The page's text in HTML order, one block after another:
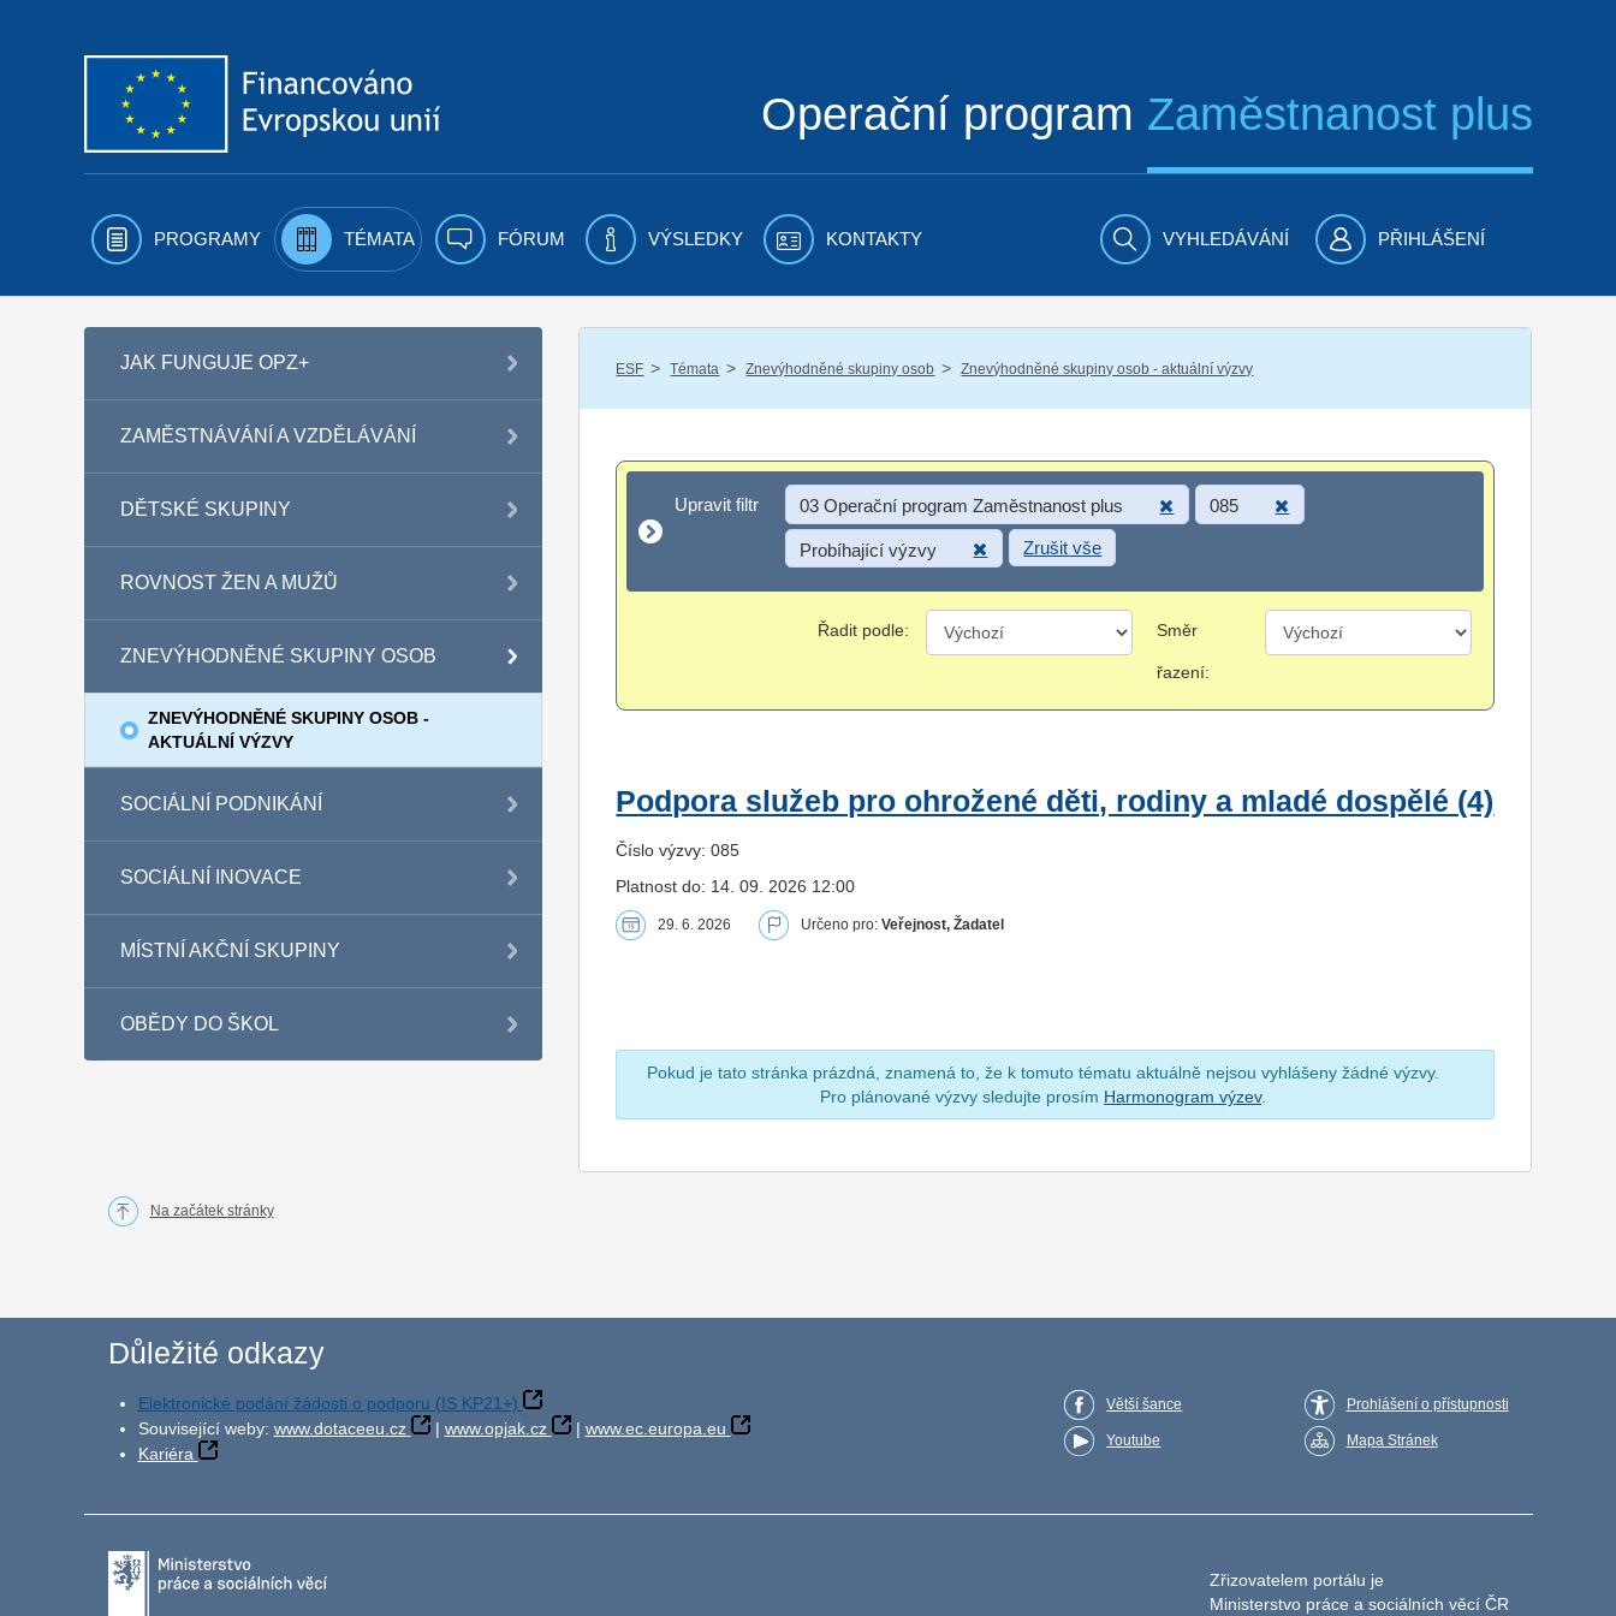
Operační program Zaměstnanost plus
PROGRAMY TÉMATA FÓRUM VÝSLEDKY KONTAKTY VYHLEDÁVÁNÍ PŘIHLÁŠENÍ
JAK FUNGUJE OPZ+
ZAMĚSTNÁVÁNÍ A VZDĚLÁVÁNÍ
DĚTSKÉ SKUPINY
ROVNOST ŽEN A MUŽŮ
ZNEVÝHODNĚNÉ SKUPINY OSOB
ZNEVÝHODNĚNÉ SKUPINY OSOB -
AKTUÁLNÍ VÝZVY
SOCIÁLNÍ PODNIKÁNÍ
SOCIÁLNÍ INOVACE
MÍSTNÍ AKČNÍ SKUPINY
OBĚDY DO ŠKOL
ESF / Témata / Znevýhodněné skupiny osob / Znevýhodněné skupiny osob - aktuální výzvy
Upravit filtr
Upravit filtr 03 Operační program Zaměstnanost plus 085
Probíhající výzvy Zrušit vše
Řadit podle: Směr
řazení:
Podpora služeb pro ohrožené děti, rodiny a mladé dospělé (4)
Číslo výzvy: 085
Platnost do: 14. 09. 2026 12:00
29. 6. 2026 Určeno pro:Veřejnost, Žadatel
Pokud je tato stránka prázdná, znamená to, že k tomuto tématu aktuálně nejsou vyhlášeny žádné výzvy.
Pro plánované výzvy sledujte prosím Harmonogram výzev.
Na začátek stránky
Důležité odkazy
Elektronické podání žádosti o podporu (IS KP21+)
Související weby: www.dotaceeu.cz | www.opjak.cz | www.ec.europa.eu
Kariéra
Větší šance
Youtube
Prohlášení o přístupnosti
Mapa Stránek
Zřizovatelem portálu je
Ministerstvo práce a sociálních věcí ČR